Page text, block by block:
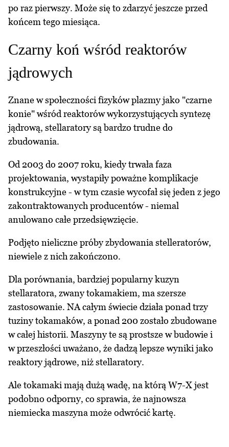
po raz pierwszy. Może się to zdarzyć jeszcze przed
końcem tego miesiąca.
Czarny koń wśród reaktorów
jądrowych
Znane w społeczności fizyków plazmy jako "czarne
konie" wśród reaktorów wykorzystujących syntezę
jądrową, stellaratory są bardzo trudne do
zbudowania.
Od 2003 do 2007 roku, kiedy trwała faza
projektowania, wystapiły poważne komplikacje
konstrukcyjne - w tym czasie wycofał się jeden z jego
zakontraktowanych producentów - niemal
anulowano całe przedsięwzięcie.
Podjęto nieliczne próby zbydowania stelleratorów,
niewiele z nich zakończono.
Dla porównania, bardziej popularny kuzyn
stellaratora, zwany tokamakiem, ma szersze
zastosowanie. NA całym świecie działa ponad trzy
tuziny tokamaków, a ponad 200 zostało zbudowane
w całej historii. Maszyny te są prostsze w budowie i
w przeszłości uważano, że dadzą lepsze wyniki jako
reaktory jądrowe, niż stellaratory.
Ale tokamaki mają dużą wadę, na którą W7-X jest
podobno odporny, co sprawia, że najnowsza
niemiecka maszyna może odwrócić kartę.